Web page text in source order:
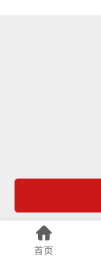
首页